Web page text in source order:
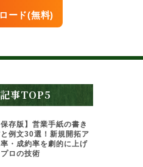
ード(無料)
事TOP5
保存版】営業手紙の書き
例文30選！新規開拓ア
・成約率を劇的に上げ
ロの技術